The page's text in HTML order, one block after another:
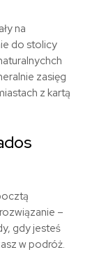
na
do stolicy
zasięg
z kartą
–
gdy jesteś
w podróż.